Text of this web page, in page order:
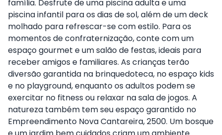
família. Desfrute de uma piscina adulta e uma
piscina infantil para os dias de sol, além de um deck
molhado para refrescar-se com estilo. Para os
momentos de confraternização, conte com um
espaço gourmet e um salão de festas, ideais para
receber amigos e familiares. As crianças terão
diversão garantida na brinquedoteca, no espaço kids
e no playground, enquanto os adultos podem se
exercitar no fitness ou relaxar na sala de jogos. A
natureza também tem seu espaço garantido no
Empreendimento Nova Cantareira, 2500. Um bosque